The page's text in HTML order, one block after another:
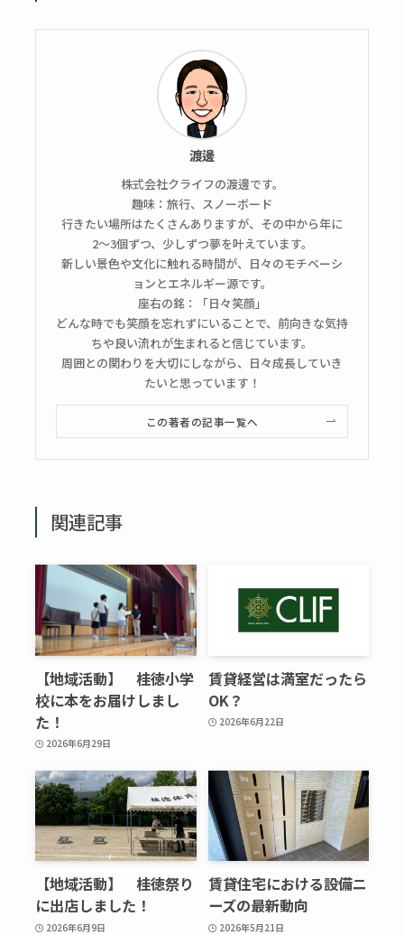
渡邊
株式会社クライフの渡邊です。
趣味：旅行、スノーボード
行きたい場所はたくさんありますが、その中から年に
2〜3個ずつ、少しずつ夢を叶えています。
新しい景色や文化に触れる時間が、日々のモチベーシ
ョンとエネルギー源です。
座右の銘：「日々笑顔」
どんな時でも笑顔を忘れずにいることで、前向きな気持
ちや良い流れが生まれると信じています。
周囲との関わりを大切にしながら、日々成長していき
たいと思っています！
この著者の記事一覧へ
関連記事
【地域活動】 桂徳小学
校に本をお届けしまし
た！
2026年6月29日
賃貸経営は満室だったら
OK？
2026年6月22日
【地域活動】 桂徳祭り
に出店しました！
2026年6月9日
賃貸住宅における設備ニ
ーズの最新動向
2026年5月21日